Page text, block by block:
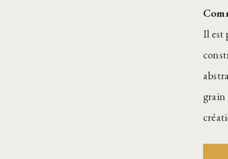
Il est
grain